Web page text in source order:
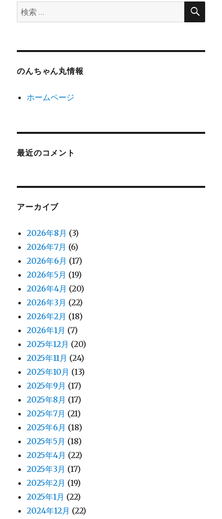
検
索:
検
のんちゃん丸情報
ホームページ
最近のコメント
アーカイブ
2026年8月 (3)
2026年7月 (6)
2026年6月 (17)
2026年5月 (19)
2026年4月 (20)
2026年3月 (22)
2026年2月 (18)
2026年1月 (7)
2025年12月 (20)
2025年11月 (24)
2025年10月 (13)
2025年9月 (17)
2025年8月 (17)
2025年7月 (21)
2025年6月 (18)
2025年5月 (18)
2025年4月 (22)
2025年3月 (17)
2025年2月 (19)
2025年1月 (22)
2024年12月 (22)